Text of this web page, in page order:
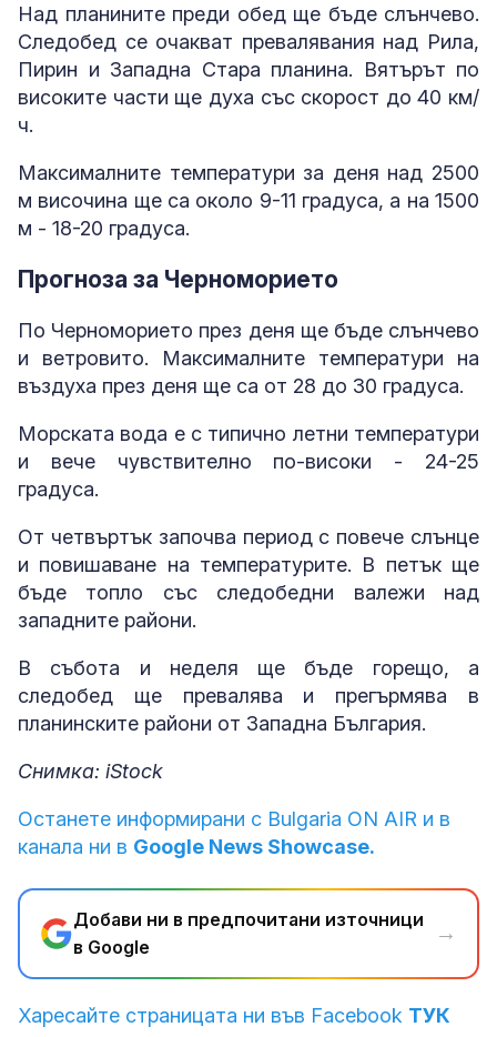
Над планините преди обед ще бъде слънчево.
Следобед се очакват превалявания над Рила,
Пирин и Западна Стара планина. Вятърът по
високите части ще духа със скорост до 40 км/
ч.
Максималните температури за деня над 2500
м височина ще са около 9-11 градуса, а на 1500
м - 18-20 градуса.
Прогноза за Черноморието
По Черноморието през деня ще бъде слънчево
и ветровито. Максималните температури на
въздуха през деня ще са от 28 до 30 градуса.
Морската вода е с типично летни температури
и вече чувствително по-високи - 24-25
градуса.
От четвъртък започва период с повече слънце
и повишаване на температурите. В петък ще
бъде топло със следобедни валежи над
западните райони.
В събота и неделя ще бъде горещо, а
следобед ще превалява и прегърмява в
планинските райони от Западна България.
Снимка: iStock
Останете информирани с Bulgaria ON AIR и в
канала ни в Google News Showcase.
Добави ни в предпочитани източници
в Google
→
Харесайте страницата ни във Facebook ТУК